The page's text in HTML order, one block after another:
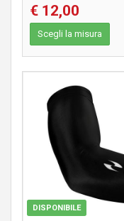
€ 12,00
Scegli la misura
DISPONIBILE